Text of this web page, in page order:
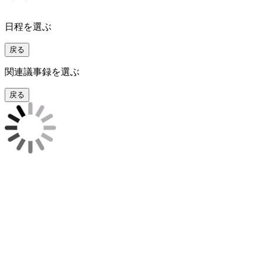
日程を選ぶ
戻る
関連議事録を選ぶ
戻る